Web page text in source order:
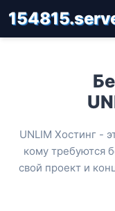
UNLIM Хостинг -
кому требуются
свой проект и